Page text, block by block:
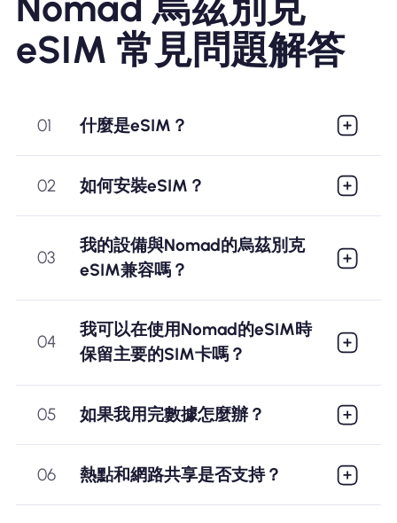
eSIM 常見問題解答
01 什麼是eSIM？
02 如何安裝eSIM？
03
我的設備與Nomad的烏茲別克
eSIM兼容嗎？
04
我可以在使用Nomad的eSIM時
保留主要的SIM卡嗎？
05 如果我用完數據怎麼辦？
06 熱點和網路共享是否支持？